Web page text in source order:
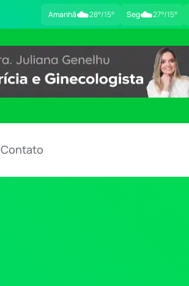
Amanhã☁️28°/15° Seg☁️27°/15°
Contato